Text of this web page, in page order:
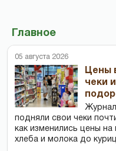
Главное
05 августа 2026
Цены
чеки
подняли свои чеки
как изменились цены
хлеба и молока до